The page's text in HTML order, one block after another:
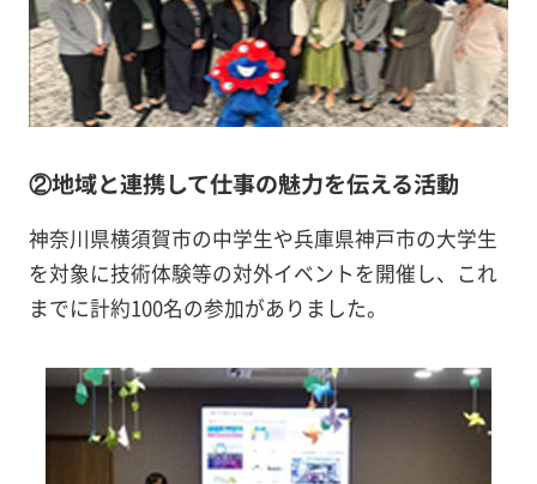
②地域と連携して仕事の魅力を伝える活動
神奈川県横須賀市の中学生や兵庫県神戸市の大学生
を対象に技術体験等の対外イベントを開催し、これ
までに計約100名の参加がありました。